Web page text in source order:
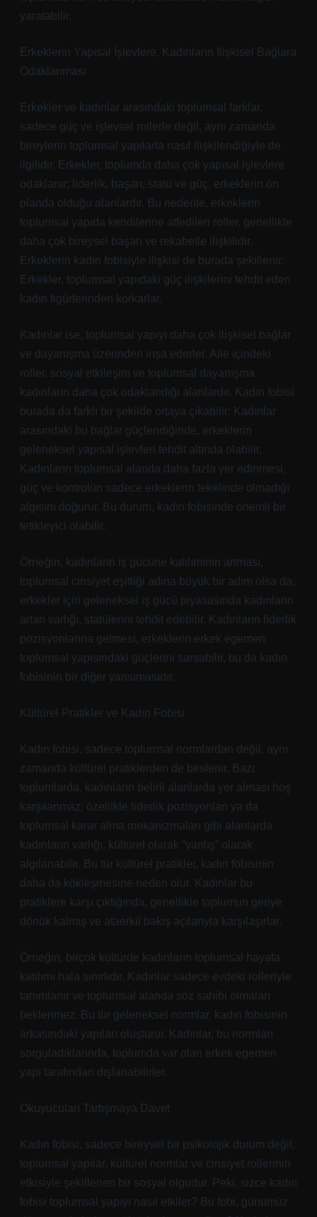
yaratabilir.
Erkeklerin Yapısal İşlevlere, Kadınların İlişkisel Bağlara
Odaklanması
Erkekler ve kadınlar arasındaki toplumsal farklar,
sadece güç ve işlevsel rollerle değil, aynı zamanda
bireylerin toplumsal yapılarla nasıl ilişkilendiğiyle de
ilgilidir. Erkekler, toplumda daha çok yapısal işlevlere
odaklanır; liderlik, başarı, statü ve güç, erkeklerin ön
planda olduğu alanlardır. Bu nedenle, erkeklerin
toplumsal yapıda kendilerine atfedilen roller, genellikle
daha çok bireysel başarı ve rekabetle ilişkilidir.
Erkeklerin kadın fobisiyle ilişkisi de burada şekillenir:
Erkekler, toplumsal yapıdaki güç ilişkilerini tehdit eden
kadın figürlerinden korkarlar.
Kadınlar ise, toplumsal yapıyı daha çok ilişkisel bağlar
ve dayanışma üzerinden inşa ederler. Aile içindeki
roller, sosyal etkileşim ve toplumsal dayanışma
kadınların daha çok odaklandığı alanlardır. Kadın fobisi
burada da farklı bir şekilde ortaya çıkabilir: Kadınlar
arasındaki bu bağlar güçlendiğinde, erkeklerin
geleneksel yapısal işlevleri tehdit altında olabilir.
Kadınların toplumsal alanda daha fazla yer edinmesi,
güç ve kontrolün sadece erkeklerin tekelinde olmadığı
algısını doğurur. Bu durum, kadın fobisinde önemli bir
tetikleyici olabilir.
Örneğin, kadınların iş gücüne katılımının artması,
toplumsal cinsiyet eşitliği adına büyük bir adım olsa da,
erkekler için geleneksel iş gücü piyasasında kadınların
artan varlığı, statülerini tehdit edebilir. Kadınların liderlik
pozisyonlarına gelmesi, erkeklerin erkek egemen
toplumsal yapısındaki güçlerini sarsabilir, bu da kadın
fobisinin bir diğer yansımasıdır.
Kültürel Pratikler ve Kadın Fobisi
Kadın fobisi, sadece toplumsal normlardan değil, aynı
zamanda kültürel pratiklerden de beslenir. Bazı
toplumlarda, kadınların belirli alanlarda yer alması hoş
karşılanmaz; özellikle liderlik pozisyonları ya da
toplumsal karar alma mekanizmaları gibi alanlarda
kadınların varlığı, kültürel olarak “yanlış” olarak
algılanabilir. Bu tür kültürel pratikler, kadın fobisinin
daha da kökleşmesine neden olur. Kadınlar bu
pratiklere karşı çıktığında, genellikle toplumun geriye
dönük kalmış ve ataerkil bakış açılarıyla karşılaşırlar.
Örneğin, birçok kültürde kadınların toplumsal hayata
katılımı hala sınırlıdır. Kadınlar sadece evdeki rolleriyle
tanımlanır ve toplumsal alanda söz sahibi olmaları
beklenmez. Bu tür geleneksel normlar, kadın fobisinin
arkasındaki yapıları oluşturur. Kadınlar, bu normları
sorguladıklarında, toplumda var olan erkek egemen
yapı tarafından dışlanabilirler.
Okuyucuları Tartışmaya Davet
Kadın fobisi, sadece bireysel bir psikolojik durum değil,
toplumsal yapılar, kültürel normlar ve cinsiyet rollerinin
etkisiyle şekillenen bir sosyal olgudur. Peki, sizce kadın
fobisi toplumsal yapıyı nasıl etkiler? Bu fobi, günümüz